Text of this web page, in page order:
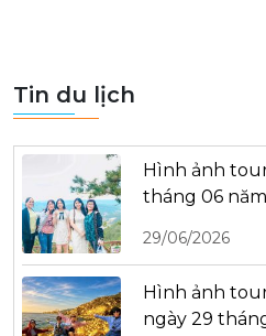
Tin du lịch
Hình ảnh
tháng 06
29/06/2026
Hình ảnh
ngày 29